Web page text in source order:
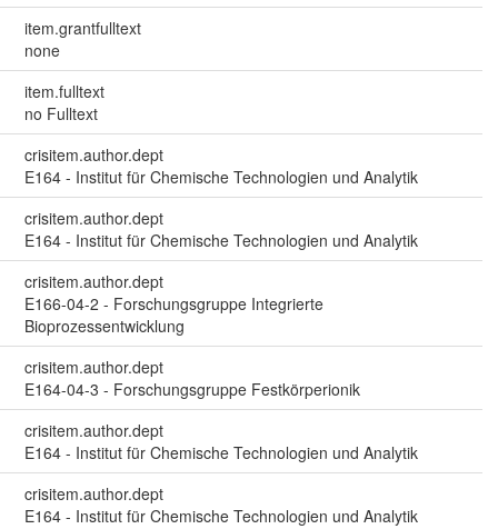
item.grantfulltext
none
item.fulltext
no Fulltext
crisitem.author.dept
E164 - Institut für Chemische Technologien und Analytik
crisitem.author.dept
E164 - Institut für Chemische Technologien und Analytik
crisitem.author.dept
E166-04-2 - Forschungsgruppe Integrierte
Bioprozessentwicklung
crisitem.author.dept
E164-04-3 - Forschungsgruppe Festkörperionik
crisitem.author.dept
E164 - Institut für Chemische Technologien und Analytik
crisitem.author.dept
E164 - Institut für Chemische Technologien und Analytik